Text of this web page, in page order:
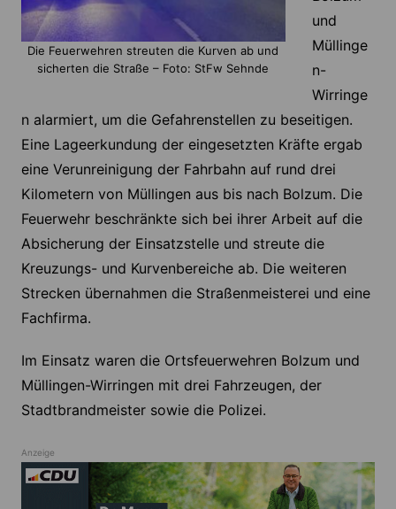
Die Feuerwehren streuten die Kurven ab und
sicherten die Straße – Foto: StFw Sehnde
und
Müllinge
n-
Wirringe
n alarmiert, um die Gefahrenstellen zu beseitigen.
Eine Lageerkundung der eingesetzten Kräfte ergab
eine Verunreinigung der Fahrbahn auf rund drei
Kilometern von Müllingen aus bis nach Bolzum. Die
Feuerwehr beschränkte sich bei ihrer Arbeit auf die
Absicherung der Einsatzstelle und streute die
Kreuzungs- und Kurvenbereiche ab. Die weiteren
Strecken übernahmen die Straßenmeisterei und eine
Fachfirma.
Im Einsatz waren die Ortsfeuerwehren Bolzum und
Müllingen-Wirringen mit drei Fahrzeugen, der
Stadtbrandmeister sowie die Polizei.
Anzeige